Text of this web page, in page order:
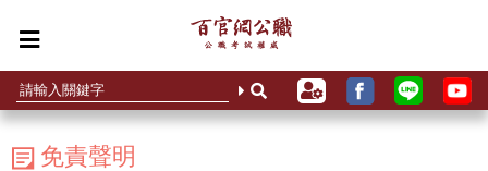
免責聲明